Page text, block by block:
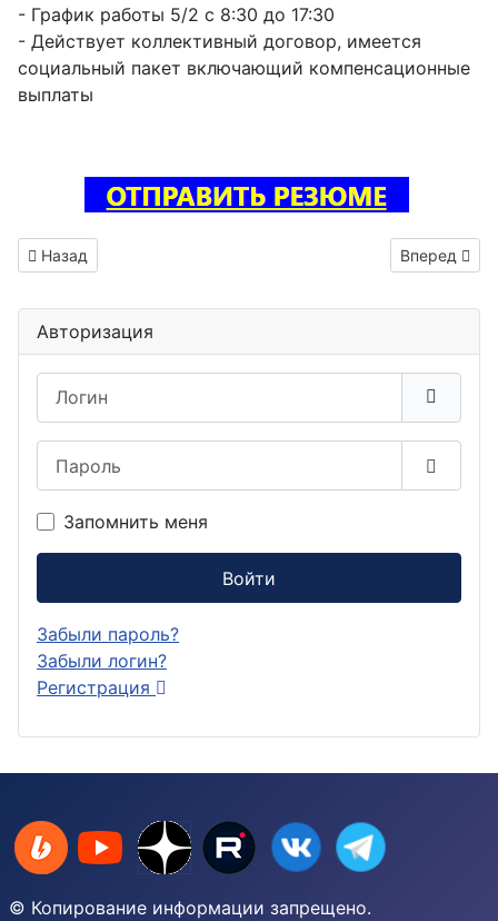
- График работы 5/2 с 8:30 до 17:30
- Действует коллективный договор, имеется
социальный пакет включающий компенсационные
выплаты
Предыдущий: Тестировщик ПО вакансия Болохово
Назад Следующий:
Вперед
Авторизация
Запомнить меня
Войти
Забыли пароль?
Забыли логин?
Регистрация
© Копирование информации запрещено.